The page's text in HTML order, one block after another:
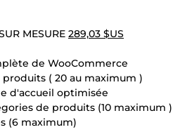
MESURE 289,03 $US
de WooCommerce
( 20 au maximum )
d'accueil optimisée
de produits (10 maximum )
(6 maximum)